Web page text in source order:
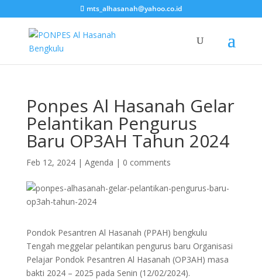
mts_alhasanah@yahoo.co.id
Ponpes Al Hasanah Gelar
Pelantikan Pengurus
Baru OP3AH Tahun 2024
Feb 12, 2024| Agenda | 0 comments
Pondok Pesantren Al Hasanah (PPAH) bengkulu
Tengah meggelar pelantikan pengurus baru Organisasi
Pelajar Pondok Pesantren Al Hasanah (OP3AH) masa
bakti 2024 – 2025 pada Senin (12/02/2024).